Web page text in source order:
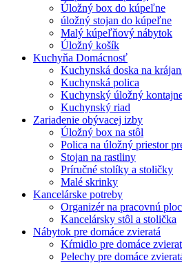
Úložný box do kúpeľne
úložný stojan do kúpeľne
Malý kúpeľňový nábytok
Úložný košík
Kuchyňa Domácnosť
Kuchynská doska na
Kuchynská polica
Kuchynský úložný
Kuchynský riad
Zariadenie obývacej izby
Úložný box na stôl
Polica na úložný priestor
Stojan na rastliny
Príručné stolíky a stoličky
Malé skrinky
Kancelárske potreby
Organizér na pracovnú
Kancelársky stôl a stolička
Nábytok pre domáce zvieratá
Kŕmidlo pre domáce
Pelechy pre domáce